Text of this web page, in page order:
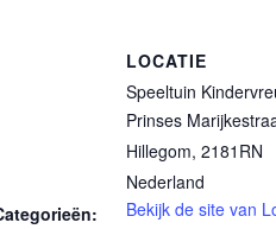
LOCATIE
Speeltuin
Prinses
Hillegom, 2181RN
Nederland
Bekijk de site van